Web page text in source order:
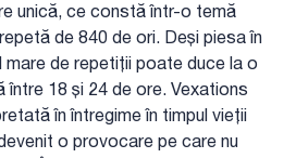
unică, ce constă într-o temă
de 840 de ori. Deși piesa în
mare de repetiții poate duce la o
între 18 și 24 de ore. Vexations
în întregime în timpul vieții
o provocare pe care nu